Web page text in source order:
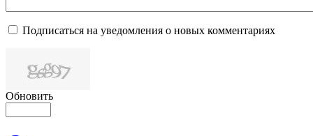
Подписаться на уведомления о новых комментариях
Обновить